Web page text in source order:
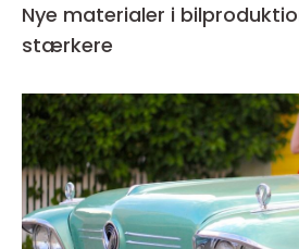
Nye materialer i
stærkere